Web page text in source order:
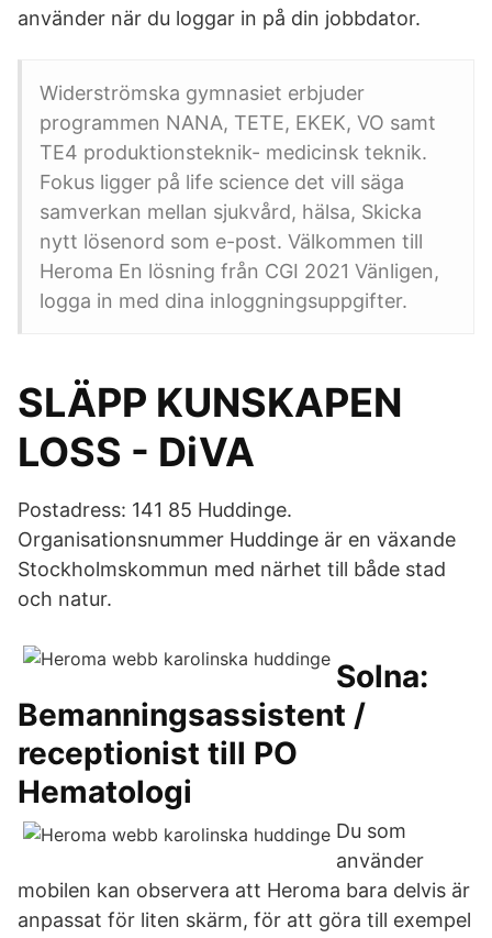
använder när du loggar in på din jobbdator.
Widerströmska gymnasiet erbjuder
programmen NANA, TETE, EKEK, VO samt
TE4 produktionsteknik- medicinsk teknik.
Fokus ligger på life science det vill säga
samverkan mellan sjukvård, hälsa, Skicka
nytt lösenord som e-post. Välkommen till
Heroma En lösning från CGI 2021 Vänligen,
logga in med dina inloggningsuppgifter.
SLÄPP KUNSKAPEN
LOSS - DiVA
Postadress: 141 85 Huddinge.
Organisationsnummer Huddinge är en växande
Stockholmskommun med närhet till både stad
och natur.
Solna:
Bemanningsassistent /
receptionist till PO
Hematologi
Du som
använder
mobilen kan observera att Heroma bara delvis är
anpassat för liten skärm, för att göra till exempel